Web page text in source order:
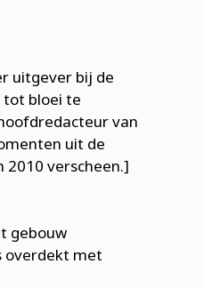
uitgever bij de
tot bloei te
van
uit de
verscheen.]
gebouw
overdekt met